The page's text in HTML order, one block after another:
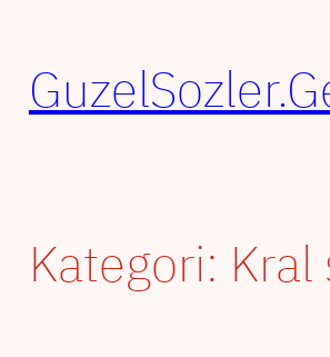
Kategori: Kral